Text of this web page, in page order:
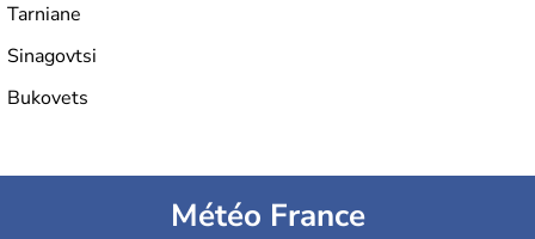
Tarniane
Sinagovtsi
Bukovets
Météo France